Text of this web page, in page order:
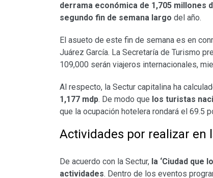
derrama económica de 1,705 millones
segundo fin de semana largo del año.
El asueto de este fin de semana es en
Juárez García. La Secretaría de Turismo
109,000 serán viajeros internacionales,
Al respecto, la Sectur capitalina ha
1,177 mdp. De modo que los turistas
que la ocupación hotelera rondará el 69.5
Actividades por realizar en
De acuerdo con la Sectur, la ‘Ciudad que
actividades. Dentro de los eventos